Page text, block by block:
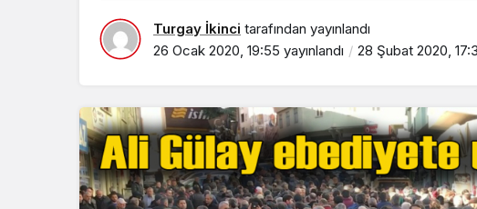
Turgay İkinci tarafından yayınlandı
26 Ocak 2020, 19:55 yayınlandı 28 Şubat 2020,